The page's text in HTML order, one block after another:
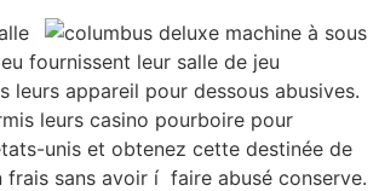
fournissent leur salle de jeu
leurs appareil pour dessous abusives.
leurs casino pourboire pour
unis et obtenez cette destinée de
frais sans avoir í faire abusé conserve.